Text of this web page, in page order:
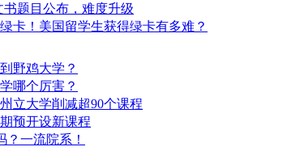
书题目公布，难度升级
卡！美国留学生获得绿卡有多难？
野鸡大学？
哪个厉害？
立大学削减超90个课程
预开设新课程
？一流院系！